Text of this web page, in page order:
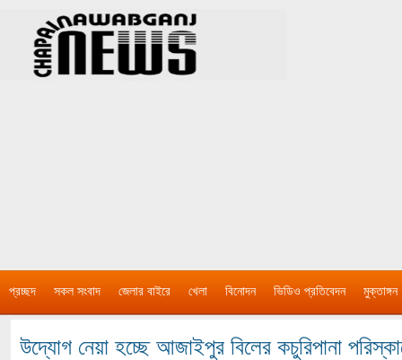
প্রচ্ছদ সকল সংবাদ জেলার বাইরে খেলা বিনোদন ভিডিও প্রতিবেদন মুক্তাঙ্গন
উদ্যোগ নেয়া হচ্ছে আজাইপুর বিলের কচুরিপানা